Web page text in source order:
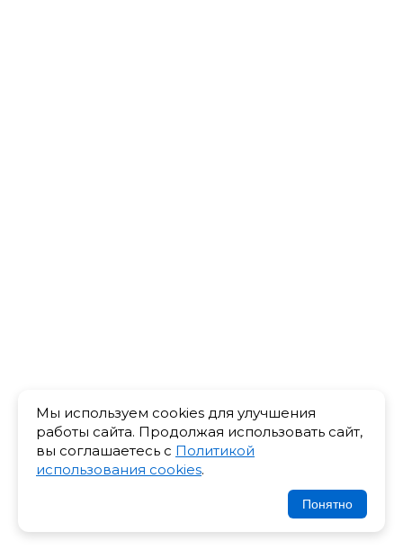
Мы используем cookies для улучшения
работы сайта. Продолжая использовать сайт,
вы соглашаетесь с Политикой
использования cookies.
Понятно